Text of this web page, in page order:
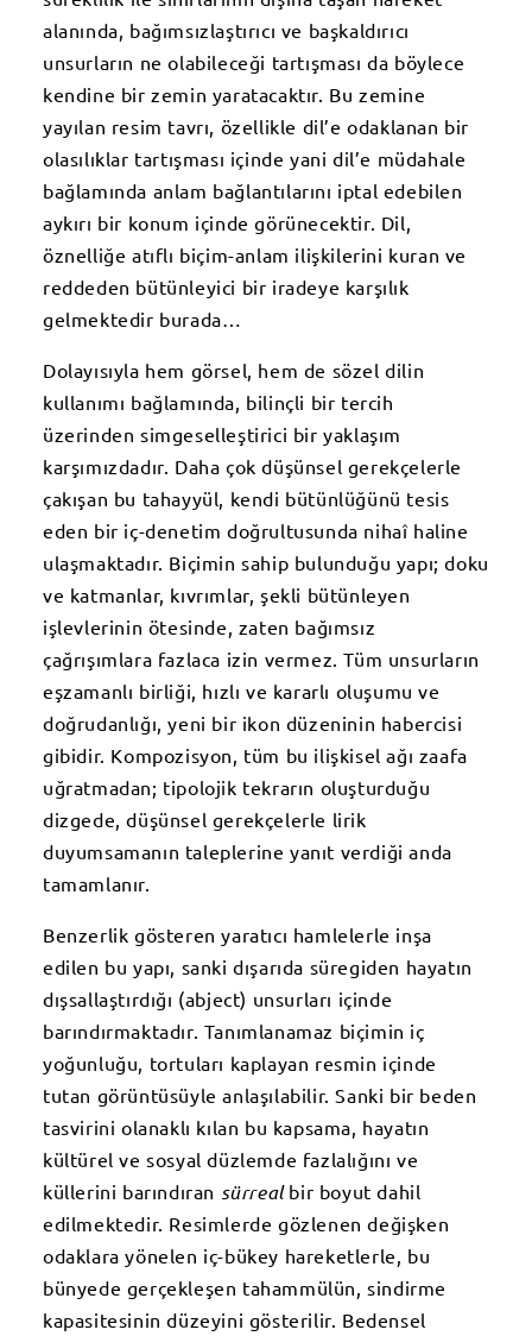
alanında, bağımsızlaştırıcı ve başkaldırıcı
unsurların ne olabileceği tartışması da böylece
kendine bir zemin yaratacaktır. Bu zemine
yayılan resim tavrı, özellikle dil’e odaklanan bir
olasılıklar tartışması içinde yani dil’e müdahale
bağlamında anlam bağlantılarını iptal edebilen
aykırı bir konum içinde görünecektir. Dil,
öznelliğe atıflı biçim-anlam ilişkilerini kuran ve
reddeden bütünleyici bir iradeye karşılık
gelmektedir burada…
Dolayısıyla hem görsel, hem de sözel dilin
kullanımı bağlamında, bilinçli bir tercih
üzerinden simgeselleştirici bir yaklaşım
karşımızdadır. Daha çok düşünsel gerekçelerle
çakışan bu tahayyül, kendi bütünlüğünü tesis
eden bir iç-denetim doğrultusunda nihaî haline
ulaşmaktadır. Biçimin sahip bulunduğu yapı; doku
ve katmanlar, kıvrımlar, şekli bütünleyen
işlevlerinin ötesinde, zaten bağımsız
çağrışımlara fazlaca izin vermez. Tüm unsurların
eşzamanlı birliği, hızlı ve kararlı oluşumu ve
doğrudanlığı, yeni bir ikon düzeninin habercisi
gibidir. Kompozisyon, tüm bu ilişkisel ağı zaafa
uğratmadan; tipolojik tekrarın oluşturduğu
dizgede, düşünsel gerekçelerle lirik
duyumsamanın taleplerine yanıt verdiği anda
tamamlanır.
Benzerlik gösteren yaratıcı hamlelerle inşa
edilen bu yapı, sanki dışarıda süregiden hayatın
dışsallaştırdığı (abject) unsurları içinde
barındırmaktadır. Tanımlanamaz biçimin iç
yoğunluğu, tortuları kaplayan resmin içinde
tutan görüntüsüyle anlaşılabilir. Sanki bir beden
tasvirini olanaklı kılan bu kapsama, hayatın
kültürel ve sosyal düzlemde fazlalığını ve
küllerini barındıran sürrealbir boyut dahil
edilmektedir. Resimlerde gözlenen değişken
odaklara yönelen iç-bükey hareketlerle, bu
bünyede gerçekleşen tahammülün, sindirme
kapasitesinin düzeyini gösterilir. Bedensel